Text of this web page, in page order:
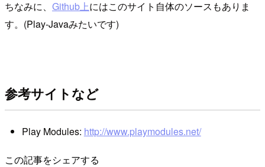
ちなみに、 Github上にはこのサイト自体のソースもありま
す。(Play-Javaみたいです)
参考サイトなど
Play Modules: http://www.playmodules.net/
この記事をシェアする